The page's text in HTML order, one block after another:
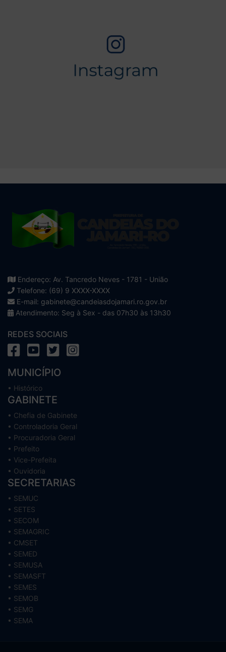
Endereço: Av. Tancredo Neves - 1781 - União
Telefone: (69) 9 XXXX-XXXX
E-mail: gabinete@candeiasdojamari.ro.gov.br
Atendimento: Seg à Sex - das 07h30 às 13h30
REDES SOCIAIS
MUNICÍPIO
• Histórico
GABINETE
• Chefia de Gabinete
• Controladoria Geral
• Procuradoria Geral
• Prefeito
• Vice-Prefeita
• Ouvidoria
SECRETARIAS
• SEMUC
• SETES
• SECOM
• SEMAGRIC
• CMSET
• SEMED
• SEMUSA
• SEMASFT
• SEMES
• SEMOB
• SEMG
• SEMA